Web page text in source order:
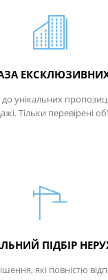
унікальних
Тільки перевірені
ПІДБІР
які повністю